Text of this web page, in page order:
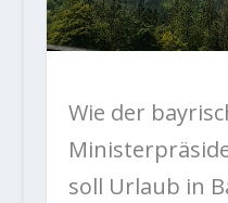
Wie der
soll Urlaub in